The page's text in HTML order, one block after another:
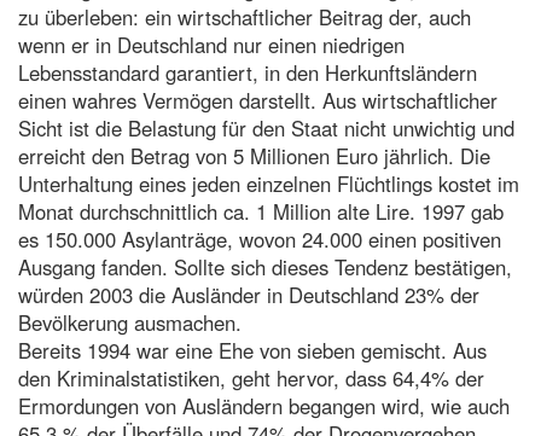
zu überleben: ein wirtschaftlicher Beitrag der, auch
wenn er in Deutschland nur einen niedrigen
Lebensstandard garantiert, in den Herkunftsländern
einen wahres Vermögen darstellt. Aus wirtschaftlicher
Sicht ist die Belastung für den Staat nicht unwichtig und
erreicht den Betrag von 5 Millionen Euro jährlich. Die
Unterhaltung eines jeden einzelnen Flüchtlings kostet im
Monat durchschnittlich ca. 1 Million alte Lire. 1997 gab
es 150.000 Asylanträge, wovon 24.000 einen positiven
Ausgang fanden. Sollte sich dieses Tendenz bestätigen,
würden 2003 die Ausländer in Deutschland 23% der
Bevölkerung ausmachen.
Bereits 1994 war eine Ehe von sieben gemischt. Aus
den Kriminalstatistiken, geht hervor, dass 64,4% der
Ermordungen von Ausländern begangen wird, wie auch